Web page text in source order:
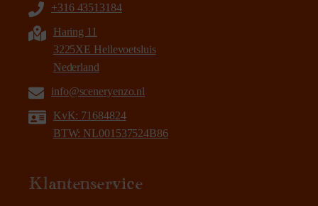
+316 43513184
Haring 11
3225XE Hellevoetsluis
Nederland
info@sceneryenzo.nl
KvK: 71684824
BTW: NL001537524B86
Klantenservice